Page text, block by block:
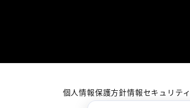
個人情報保護方針情報セキュリテ